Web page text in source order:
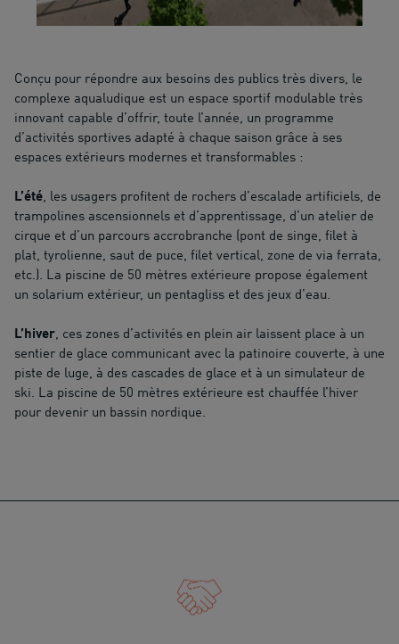
Conçu pour répondre aux besoins des publics très divers, le
complexe aqualudique est un espace sportif modulable très
innovant capable d’offrir, toute l’année, un programme
d’activités sportives adapté à chaque saison grâce à ses
espaces extérieurs modernes et transformables :
L’été, les usagers profitent de rochers d’escalade artificiels, de
trampolines ascensionnels et d’apprentissage, d’un atelier de
cirque et d’un parcours accrobranche (pont de singe, filet à
plat, tyrolienne, saut de puce, filet vertical, zone de via ferrata,
etc.). La piscine de 50 mètres extérieure propose également
un solarium extérieur, un pentagliss et des jeux d’eau.
L’hiver, ces zones d’activités en plein air laissent place à un
sentier de glace communicant avec la patinoire couverte, à une
piste de luge, à des cascades de glace et à un simulateur de
ski. La piscine de 50 mètres extérieure est chauffée l’hiver
pour devenir un bassin nordique.